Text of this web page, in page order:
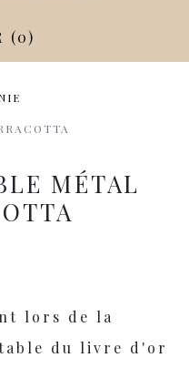
(0)
MÉTAL
lors de la
du livre d'or